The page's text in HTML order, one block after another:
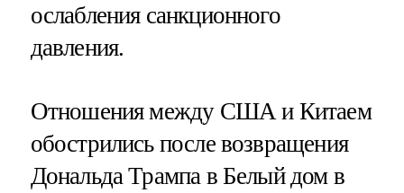
ослабления санкционного
давления.
Отношения между США и Китаем
обострились после возвращения
Дональда Трампа в Белый дом в